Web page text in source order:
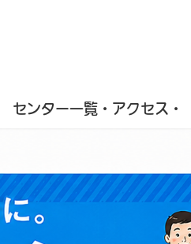
センター一覧・アクセス・